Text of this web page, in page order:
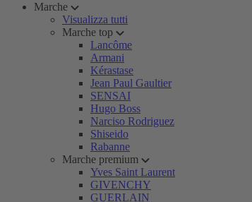
Marche
Visualizza tutti
Marche top
Lancôme
Armani
Kérastase
Jean Paul Gaultier
SENSAI
Hugo Boss
Narciso Rodriguez
Shiseido
Rabanne
Marche premium
Yves Saint Laurent
GIVENCHY
GUERLAIN